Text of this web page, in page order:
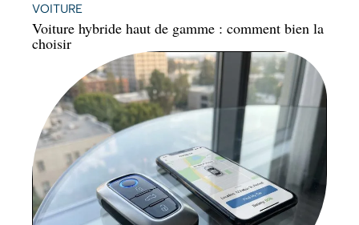
VOITURE
Voiture hybride haut de gamme : comment bien la
choisir